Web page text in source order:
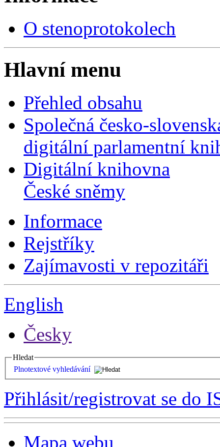
O stenoprotokolech
Hlavní menu
Přehled obsahu
Společná česko-
digitální parlamentní
Digitální knihovna
České sněmy
Informace
Rejstříky
Zajímavosti v repozitáři
English
Česky
Hledat
Plnotextové vyhledávání
Přihlásit/registrovat se do
Mapa webu